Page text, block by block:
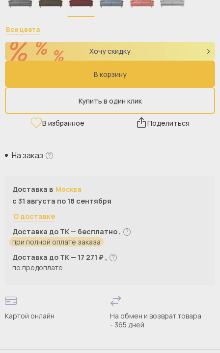
Все цвета
Хочу скидку
В корзину
Купить в один клик
В избранное Поделиться
На заказ
Доставка в Москва
с 31 августа по 18 сентября
О доставке
Доставка до ТК — бесплатно ,
при полной оплате заказа
Доставка до ТК — 17 271 ₽ ,
по предоплате
Картой онлайн
На обмен и возврат товара
- 365 дней